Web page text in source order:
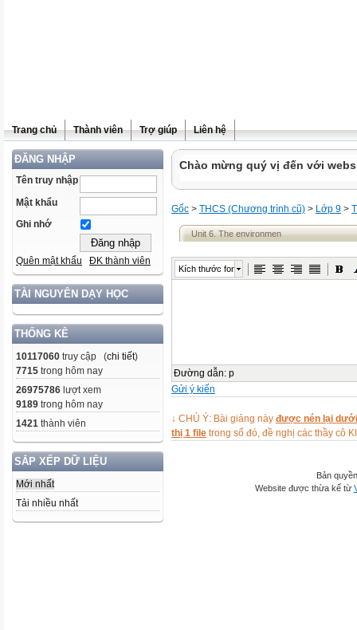
Trang chủ Thành viên Trợ giúp Liên hệ
ĐĂNG NHẬP
Tên truy nhập
Mật khẩu
Ghi nhớ
Quên mật khẩu ĐK thành viên
TÀI NGUYÊN DẠY HỌC
THỐNG KÊ
10117060 truy cập (chi tiết)
7715 trong hôm nay
26975786 lượt xem
9189 trong hôm nay
1421 thành viên
SẮP XẾP DỮ LIỆU
Mới nhất
Tải nhiều nhất
Chào mừng quý vị đến với
Gốc > THCS (Chương trình cũ) > Lớp 9 >
Unit 6. The environmen
Kích thước font
Đường dẫn: p
Gửi ý kiến
↓ CHÚ Ý: Bài giảng này được nén lại
thị 1 file trong số đó, đề nghị các thầy cô
Bản
Website được thừa kế từ